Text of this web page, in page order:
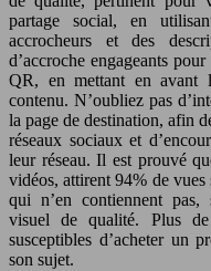
partage social, en
accrocheurs et des
d’accroche engageants
QR, en mettant en avant
contenu. N’oubliez pas
la page de destination, afin
réseaux sociaux et
leur réseau. Il est prouvé
vidéos, attirent 94% de
qui n’en contiennent pas,
visuel de qualité. Plus
susceptibles d’acheter un
son sujet.